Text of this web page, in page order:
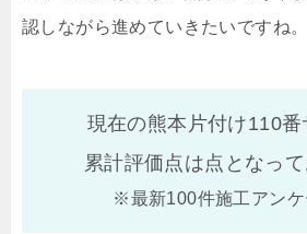
認しながら進めていきたいですね。
現在の熊本片付け110
累計評価点は点となっ
※最新100件施工アンケ